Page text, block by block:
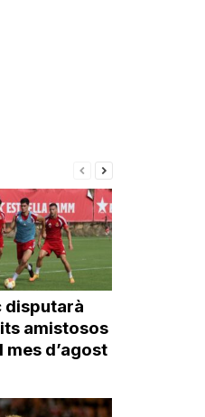
volum.
disputarà
amistosos
mes d’agost